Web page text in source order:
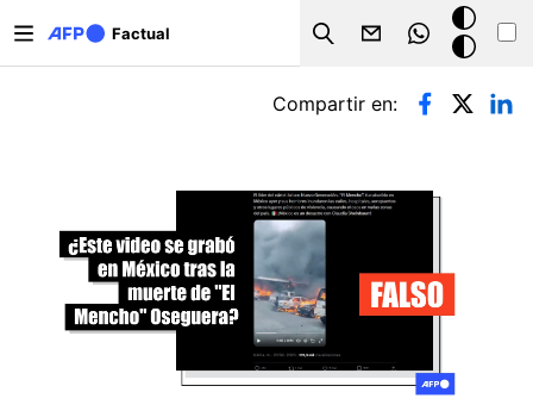
Factual
Search
Modo
oscuro
Solapas principales
Compartir en: